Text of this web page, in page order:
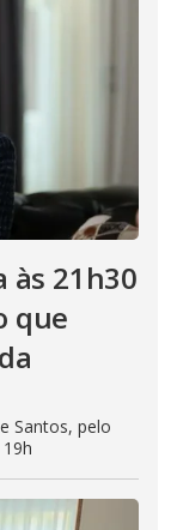
às 21h30
que
Santos, pelo